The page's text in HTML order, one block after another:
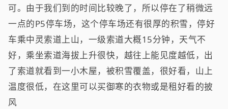
可。由于我们到的时间比较晚了，所以停在了稍微远
一点的P5停车场，这个停车场还有很厚的积雪，停好
车乘中灵索道上山，一级索道大概15分钟，天气不
好，乘坐索道海拔上升很快，越往上能见度越低，出
了索道就看到一小木屋，被积雪覆盖，很好看，山上
温度很低，在这里可以买御寒的衣物或是租好看的披
风